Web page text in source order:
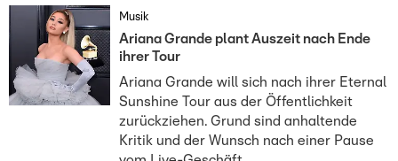
Musik
Ariana Grande plant Auszeit nach Ende
ihrer Tour
Ariana Grande will sich nach ihrer Eternal
Sunshine Tour aus der Öffentlichkeit
zurückziehen. Grund sind anhaltende
Kritik und der Wunsch nach einer Pause